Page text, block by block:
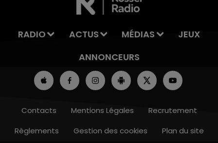
RADIO ACTUS MÉDIAS
JEUX
ANNONCEURS
Contacts Mentions Légales
Recrutement
Règlements
Gestion des cookies Plan du site